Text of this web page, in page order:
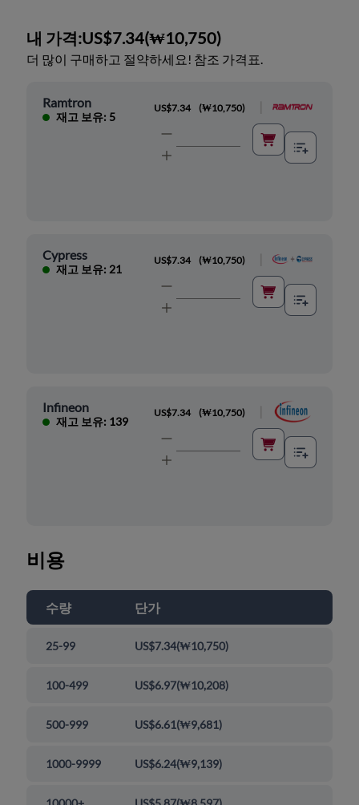
내 가격:US$7.34(₩10,750)
더 많이 구매하고 절약하세요! 참조 가격표.
Ramtron
재고 보유: 5
US$7.34 (₩10,750)
Cypress
재고 보유: 21
US$7.34 (₩10,750)
Infineon
재고 보유: 139
US$7.34 (₩10,750)
비용
수량 단가
25-99 US$7.34(₩10,750)
100-499 US$6.97(₩10,208)
500-999 US$6.61(₩9,681)
1000-9999 US$6.24(₩9,139)